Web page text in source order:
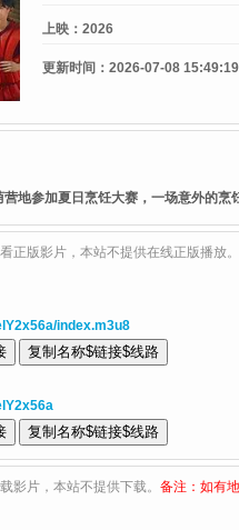
上映： 2026
更新时间： 2026-07-08 15:49:19
地参加夏日烹饪大赛，一场意外的
正版影片，本站不提供在线正版播放。
index.m3u8
影片，本站不提供下载。 备注：如有